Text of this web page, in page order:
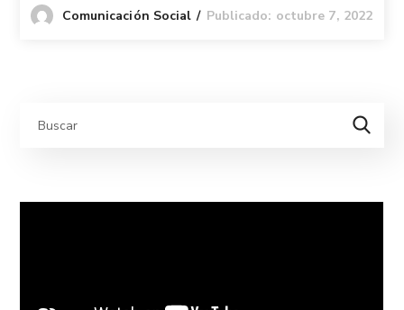
Comunicación Social Publicado: octubre 7, 2022